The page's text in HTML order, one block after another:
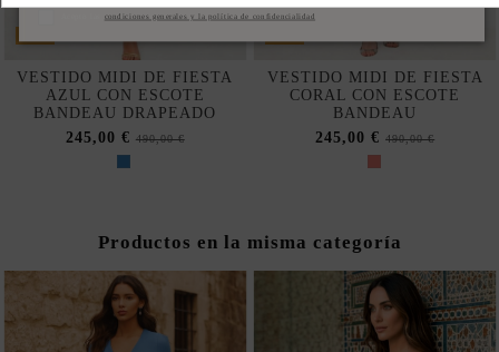
VESTIDO MIDI DE FIESTA
AZUL CON ESCOTE
BANDEAU DRAPEADO
245,00 € 490,00 €
VESTIDO MIDI DE FIESTA
CORAL CON ESCOTE
BANDEAU
245,00 €490,00 €
Productos en la misma categoría
condiciones generales y la política de confidencialidad